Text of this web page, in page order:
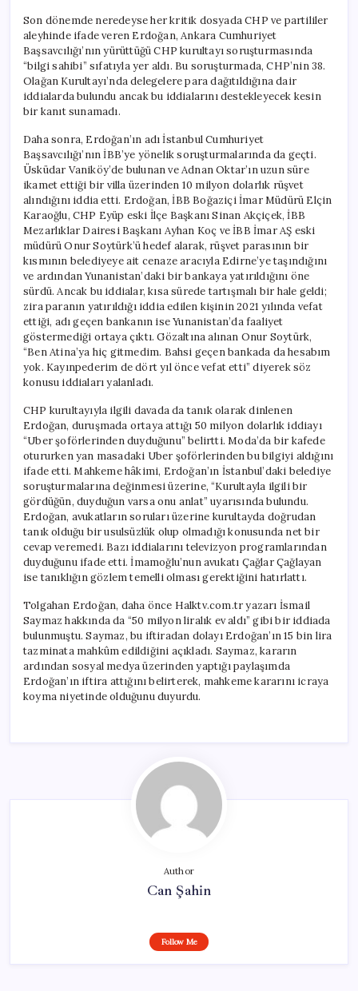
Son dönemde neredeyse her kritik dosyada CHP ve partililer
aleyhinde ifade veren Erdoğan, Ankara Cumhuriyet
Başsavcılığı’nın yürüttüğü CHP kurultayı soruşturmasında
“bilgi sahibi” sıfatıyla yer aldı. Bu soruşturmada, CHP’nin 38.
Olağan Kurultayı’nda delegelere para dağıtıldığına dair
iddialarda bulundu ancak bu iddialarını destekleyecek kesin
bir kanıt sunamadı.
Daha sonra, Erdoğan’ın adı İstanbul Cumhuriyet
Başsavcılığı’nın İBB’ye yönelik soruşturmalarında da geçti.
Üsküdar Vaniköy’de bulunan ve Adnan Oktar’ın uzun süre
ikamet ettiği bir villa üzerinden 10 milyon dolarlık rüşvet
alındığını iddia etti. Erdoğan, İBB Boğaziçi İmar Müdürü Elçin
Karaoğlu, CHP Eyüp eski İlçe Başkanı Sinan Akçiçek, İBB
Mezarlıklar Dairesi Başkanı Ayhan Koç ve İBB İmar AŞ eski
müdürü Onur Soytürk’ü hedef alarak, rüşvet parasının bir
kısmının belediyeye ait cenaze aracıyla Edirne’ye taşındığını
ve ardından Yunanistan’daki bir bankaya yatırıldığını öne
sürdü. Ancak bu iddialar, kısa sürede tartışmalı bir hale geldi;
zira paranın yatırıldığı iddia edilen kişinin 2021 yılında vefat
ettiği, adı geçen bankanın ise Yunanistan’da faaliyet
göstermediği ortaya çıktı. Gözaltına alınan Onur Soytürk,
“Ben Atina’ya hiç gitmedim. Bahsi geçen bankada da hesabım
yok. Kayınpederim de dört yıl önce vefat etti” diyerek söz
konusu iddiaları yalanladı.
CHP kurultayıyla ilgili davada da tanık olarak dinlenen
Erdoğan, duruşmada ortaya attığı 50 milyon dolarlık iddiayı
“Uber şoförlerinden duyduğunu” belirtti. Moda’da bir kafede
otururken yan masadaki Uber şoförlerinden bu bilgiyi aldığını
ifade etti. Mahkeme hâkimi, Erdoğan’ın İstanbul’daki belediye
soruşturmalarına değinmesi üzerine, “Kurultayla ilgili bir
gördüğün, duyduğun varsa onu anlat” uyarısında bulundu.
Erdoğan, avukatların soruları üzerine kurultayda doğrudan
tanık olduğu bir usulsüzlük olup olmadığı konusunda net bir
cevap veremedi. Bazı iddialarını televizyon programlarından
duyduğunu ifade etti. İmamoğlu’nun avukatı Çağlar Çağlayan
ise tanıklığın gözlem temelli olması gerektiğini hatırlattı.
Tolgahan Erdoğan, daha önce Halktv.com.tr yazarı İsmail
Saymaz hakkında da “50 milyon liralık ev aldı” gibi bir iddiada
bulunmuştu. Saymaz, bu iftiradan dolayı Erdoğan’ın 15 bin lira
tazminata mahkûm edildiğini açıkladı. Saymaz, kararın
ardından sosyal medya üzerinden yaptığı paylaşımda
Erdoğan’ın iftira attığını belirterek, mahkeme kararını icraya
koyma niyetinde olduğunu duyurdu.
Author
Can Şahin
Follow Me